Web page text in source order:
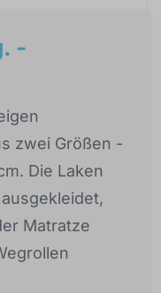
-
zwei Größen -
Die Laken
Matratze